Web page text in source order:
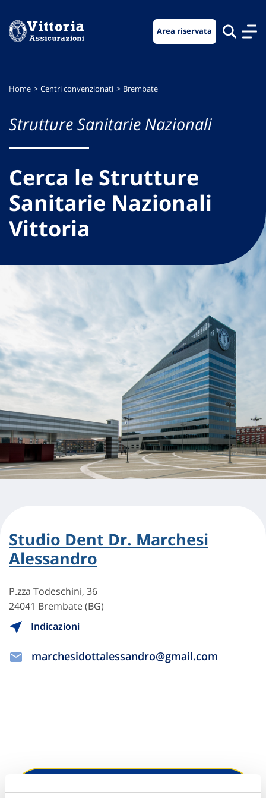
menu
contenuto
footer
Area riservata
Home Centri convenzionati Brembate
Strutture Sanitarie Nazionali
Cerca le Strutture
Sanitarie Nazionali
Vittoria
Studio Dent Dr. Marchesi
Alessandro
P.zza Todeschini, 36
24041 Brembate (BG)
Indicazioni
marchesidottalessandro@gmail.com